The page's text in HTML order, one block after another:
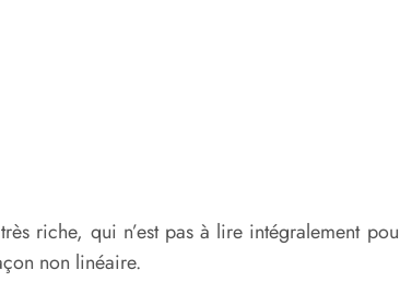
riche, qui n’est pas à lire intégralement
non linéaire.